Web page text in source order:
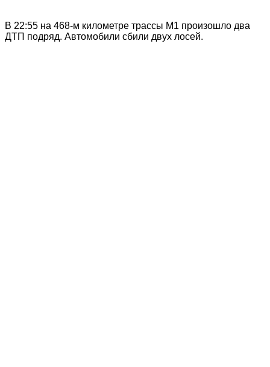
В 22:55 на 468-м километре трассы М1 произошло два
ДТП подряд. Автомобили сбили двух лосей.